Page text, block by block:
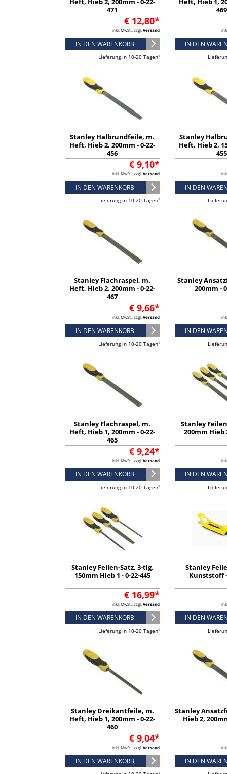
471
€ 12,80*
inkl. MwSt., zzgl. Versand
IN DEN WARENKORB
Lieferung in 10-20 Tagen¹
469
IN DEN
Stanley Halbrundfeile, m.
Heft, Hieb 2, 200mm - 0-22-
456
€ 9,10*
inkl. MwSt., zzgl. Versand
IN DEN WARENKORB
Lieferung in 10-20 Tagen¹
Stanley
Heft, Hieb 2,
455
IN DEN
Stanley Flachraspel, m.
Heft, Hieb 2, 200mm - 0-22-
467
€ 9,66*
inkl. MwSt., zzgl. Versand
IN DEN WARENKORB
Lieferung in 10-20 Tagen¹
Stanley
200mm -
IN DEN
Stanley Flachraspel, m.
Heft, Hieb 1, 200mm - 0-22-
465
€ 9,24*
inkl. MwSt., zzgl. Versand
IN DEN WARENKORB
Lieferung in 10-20 Tagen¹
Stanley
200mm Hieb
IN DEN
Stanley Feilen-Satz, 3-tlg.
150mm Hieb 1 - 0-22-445
€ 16,99*
inkl. MwSt., zzgl. Versand
IN DEN WARENKORB
Lieferung in 10-20 Tagen¹
Stanley
Kunststoff -
IN DEN
Stanley Dreikantfeile, m.
Heft, Hieb 1, 200mm - 0-22-
460
€ 9,04*
inkl. MwSt., zzgl. Versand
IN DEN WARENKORB
Stanley
Hieb 2,
IN DEN